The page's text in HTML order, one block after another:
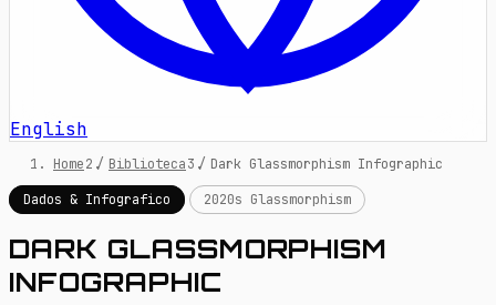
English
Home / Biblioteca / Dark Glassmorphism Infographic
Dados & Infografico
2020s Glassmorphism
DARK GLASSMORPHISM
INFOGRAPHIC